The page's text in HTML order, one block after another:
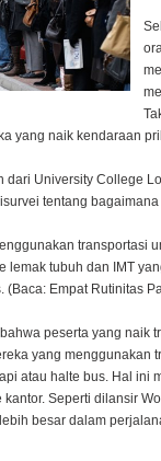
yang naik kendaraan
dari University College
tentang
transportasi
lemak tubuh dan IMT
(Baca: Empat Rutinitas
peserta yang naik
yang menggunakan
atau halte bus. Hal ini
Seperti dilansir
besar dalam